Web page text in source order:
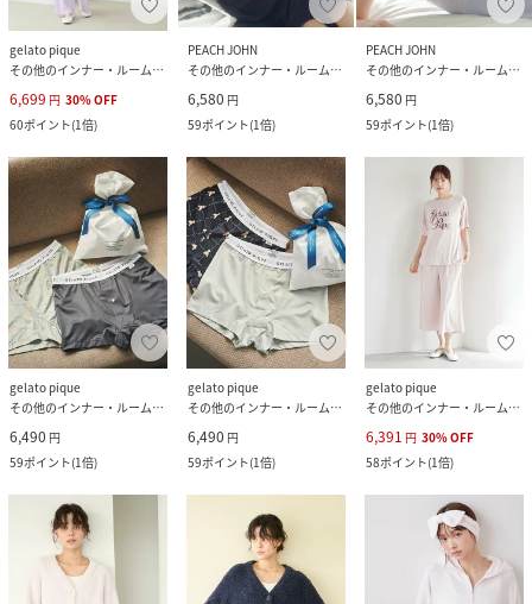
gelato pique
その他のインナー・ルームウェア
6,699 円 30%OFF
60ポイント(1倍)
PEACH JOHN
その他のインナー・ルームウェア
6,580 円
59ポイント(1倍)
PEACH JOHN
その他のインナー・ルームウェア
6,580 円
59ポイント(1倍)
gelato pique
その他のインナー・ルームウェア
6,490 円
59ポイント(1倍)
gelato pique
その他のインナー・ルームウェア
6,490 円
59ポイント(1倍)
gelato pique
その他のインナー・ルームウェア
6,391 円 30%OFF
58ポイント(1倍)